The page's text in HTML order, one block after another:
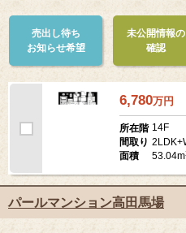
売出し待ち
未公開情報の
6,780万円
所在階 14F
間取り
パールマンション高田馬場